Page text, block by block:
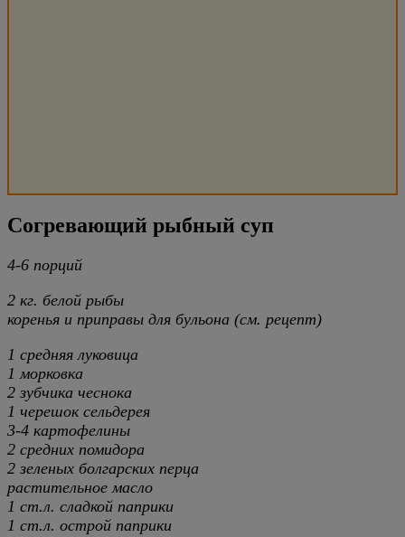
Согревающий рыбный суп
4-6 порций
2 кг. белой рыбы
коренья и приправы для бульона (см. рецепт)
1 средняя луковица
1 морковка
2 зубчика чеснока
1 черешок сельдерея
3-4 картофелины
2 средних помидора
2 зеленых болгарских перца
растительное масло
1 ст.л. сладкой паприки
1 ст.л. острой паприки